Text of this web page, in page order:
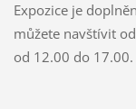
Expozice je
můžete navštívit
od 12.00 do 17.00.